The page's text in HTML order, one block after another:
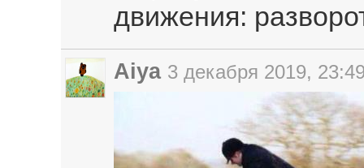
движения:
Aiya 3 декабря 2019,